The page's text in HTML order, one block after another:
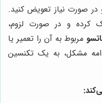
در صورت نیاز تعویض کنید.
کرده و در صورت لزوم،
مربوط به آن را تعمیر یا
مشکل، به یک تکنسین